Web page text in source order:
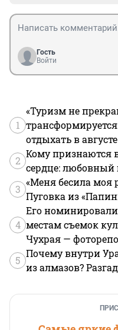
Гость
Войти
1
«Туризм не
отдыхать в
2
Кому признаются
сердце: любовный
3
«Меня бесила моя
Пуговка из
4
Его номинировали
местам съемок
Чухрая —
5
Почему внутри
из алмазов?